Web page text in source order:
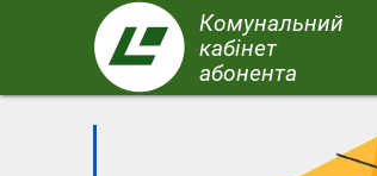
вмісту
Комунальний
кабінет
абонента